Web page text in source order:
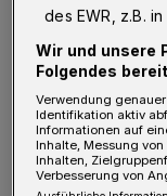
D as
über
und die
des EWR, z.B.
Wir und unsere
Folgendes
Verwendung
Identifikation aktiv
Informationen auf
Inhalte, Messung
Inhalten,
Verbesserung von